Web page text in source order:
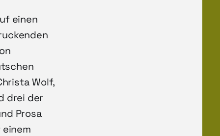
einen
Wolf,
drei der
Prosa